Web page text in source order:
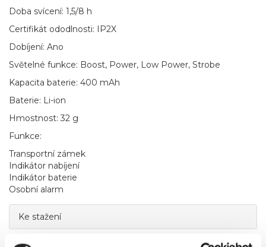
Doba svícení: 1,5/8 h
Certifikát ododlnosti: IP2X
Dobíjení: Ano
Světelné funkce: Boost, Power, Low Power, Strobe
Kapacita baterie: 400 mAh
Baterie: Li-ion
Hmostnost: 32 g
Funkce:
Transportní zámek
Indikátor nabíjení
Indikátor baterie
Osobní alarm
Ke stažení